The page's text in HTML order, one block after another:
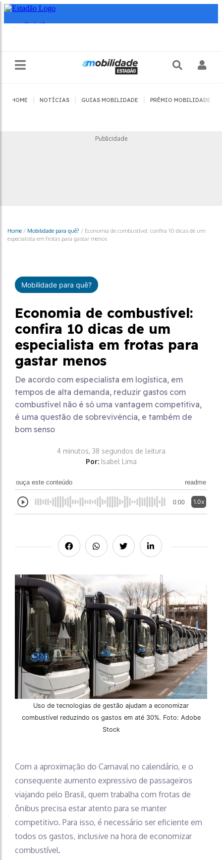
HOME NOTÍCIAS GUIAS MOBILIDADE PRÊMIO MOBILIDADE
Publicidade
Home / Mobilidade para quê? / Economia de combustível: confira 10 dicas de um
especialista em frotas para gastar menos
Mobilidade para quê?
Economia de combustível:
confira 10 dicas de um
especialista em frotas para
gastar menos
De acordo com especialista em logística, em
tempos de alta demanda, reduzir gastos com
combustível não é só uma vantagem competitiva,
é uma questão de sobrevivência, e também de
bom senso
4 minutos, 38 segundos de leitura
Por: Isabel Lima
ouça este conteúdo readme
0:00 1.0x
Uso de tecnologias de gestão ajudam a economizar
combustível reduzindo os gastos em até 30%. Foto: Adobe
Stock
Com a aproximação do Carnaval no calendário, e o
consequente aumento expressivo de passageiros
viajando pelo Brasil, quem trabalha com frotas de
ônibus precisa estar atento para se manter
competitivo. Para isso, é necessário ser eficiente em
todos os gastos, inclusive na hora de economizar
combustível.